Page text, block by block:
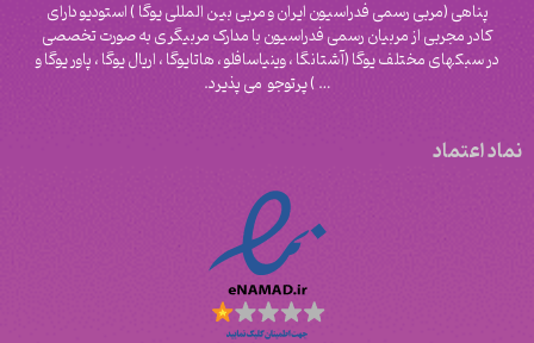
پناهی (مربی رسمی فدراسیون ایران و مربی بین المللی یوگا ) استودیو دارای
کادر مجربی از مربیان رسمی فدراسیون با مدارک مربیگری به صورت تخصصی
در سبکهای مختلف یوگا (آشتانگا ، وینیاسافلو ، هاتایوگا ، اریال یوگا ، پاور یوگا و
‌… ) پرتوجو می پذیرد.
نماد اعتماد